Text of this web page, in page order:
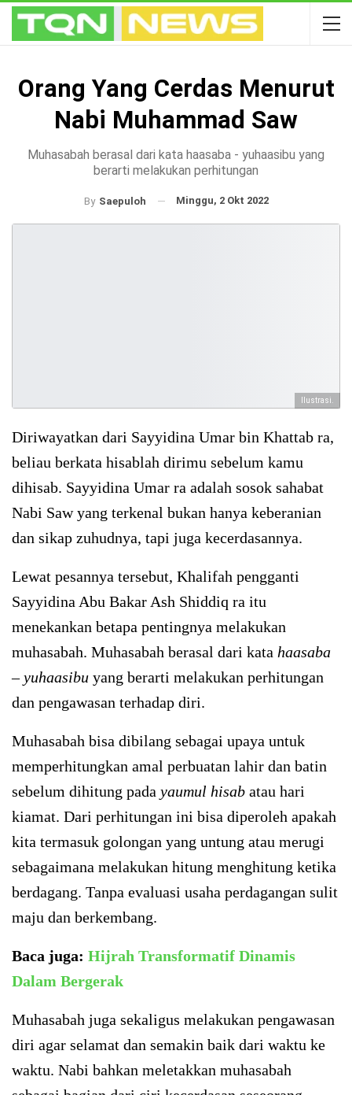
Orang Yang Cerdas Menurut
Nabi Muhammad Saw
Muhasabah berasal dari kata haasaba - yuhaasibu yang
berarti melakukan perhitungan
By Saepuloh Minggu, 2 Okt 2022
Ilustrasi.
Diriwayatkan dari Sayyidina Umar bin Khattab ra,
beliau berkata hisablah dirimu sebelum kamu
dihisab. Sayyidina Umar ra adalah sosok sahabat
Nabi Saw yang terkenal bukan hanya keberanian
dan sikap zuhudnya, tapi juga kecerdasannya.
Lewat pesannya tersebut, Khalifah pengganti
Sayyidina Abu Bakar Ash Shiddiq ra itu
menekankan betapa pentingnya melakukan
muhasabah. Muhasabah berasal dari kata haasaba
– yuhaasibu yang berarti melakukan perhitungan
dan pengawasan terhadap diri.
Muhasabah bisa dibilang sebagai upaya untuk
memperhitungkan amal perbuatan lahir dan batin
sebelum dihitung pada yaumul hisab atau hari
kiamat. Dari perhitungan ini bisa diperoleh apakah
kita termasuk golongan yang untung atau merugi
sebagaimana melakukan hitung menghitung ketika
berdagang. Tanpa evaluasi usaha perdagangan sulit
maju dan berkembang.
Baca juga: Hijrah Transformatif Dinamis
Dalam Bergerak
Muhasabah juga sekaligus melakukan pengawasan
diri agar selamat dan semakin baik dari waktu ke
waktu. Nabi bahkan meletakkan muhasabah